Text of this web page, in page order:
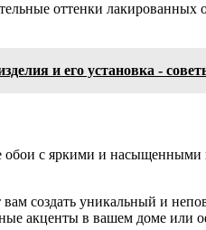
оттенки
и его установка -
обои с яркими и
создать уникальный и
акценты в вашем доме или